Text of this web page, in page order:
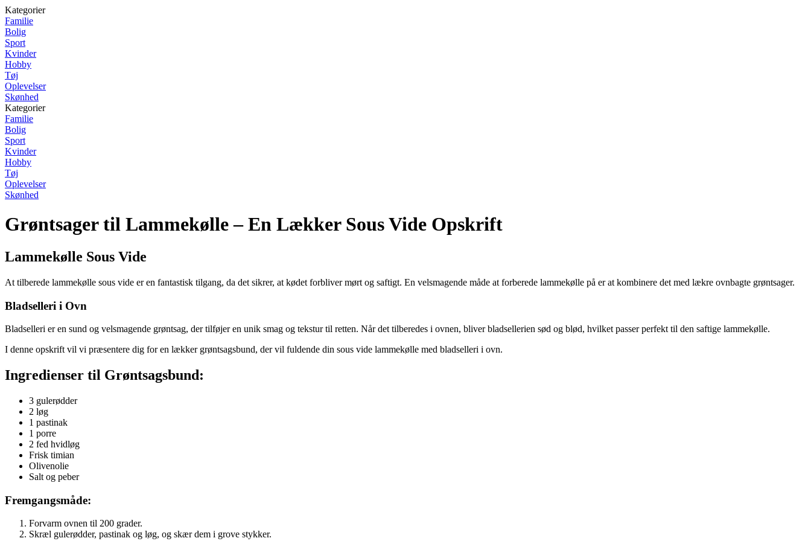
Kategorier
Familie
Bolig
Sport
Kvinder
Hobby
Tøj
Oplevelser
Skønhed
Kategorier
Familie
Bolig
Sport
Kvinder
Hobby
Tøj
Oplevelser
Skønhed
Grøntsager til Lammekølle – En Lækker Sous Vide Opskrift
Lammekølle Sous Vide
At tilberede lammekølle sous vide er en fantastisk tilgang, da det sikrer, at kødet forbliver mørt og saftigt. En velsmagende måde at forberede lammekølle på er at kombinere det med lækre ovnbagte grøntsager.
Bladselleri i Ovn
Bladselleri er en sund og velsmagende grøntsag, der tilføjer en unik smag og tekstur til retten. Når det tilberedes i ovnen, bliver bladsellerien sød og blød, hvilket passer perfekt til den saftige lammekølle.
I denne opskrift vil vi præsentere dig for en lækker grøntsagsbund, der vil fuldende din sous vide lammekølle med bladselleri i ovn.
Ingredienser til Grøntsagsbund:
3 gulerødder
2 løg
1 pastinak
1 porre
2 fed hvidløg
Frisk timian
Olivenolie
Salt og peber
Fremgangsmåde:
Forvarm ovnen til 200 grader.
Skræl gulerødder, pastinak og løg, og skær dem i grove stykker.